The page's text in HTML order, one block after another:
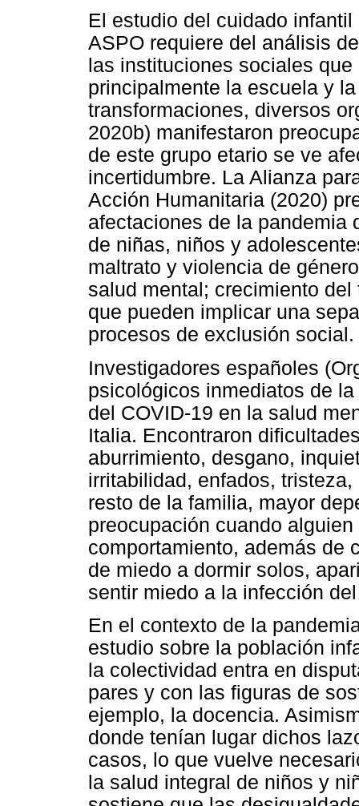
El estudio del cuidado
ASPO requiere del análisis
las instituciones sociales
principalmente la escuela y
transformaciones, diversos
2020b) manifestaron
de este grupo etario se ve
incertidumbre. La Alianza
Acción Humanitaria (2020)
afectaciones de la pandemia
de niñas, niños y
maltrato y violencia de
salud mental; crecimiento
que pueden implicar una
procesos de exclusión social.
Investigadores españoles
psicológicos inmediatos de
del COVID-19 en la salud
Italia. Encontraron
aburrimiento, desgano,
irritabilidad, enfados,
resto de la familia, mayor
preocupación cuando
comportamiento, además de
de miedo a dormir solos,
sentir miedo a la infección
En el contexto de la
estudio sobre la población
la colectividad entra en
pares y con las figuras de
ejemplo, la docencia.
donde tenían lugar dichos
casos, lo que vuelve
la salud integral de niños y